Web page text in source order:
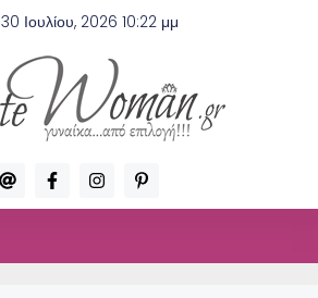
30 Ιουλίου, 2026 10:22 μμ
A
t
F
a
c
I
n
s
P
i
n